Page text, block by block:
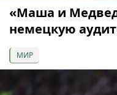
«Маша и
немецкую
МИР